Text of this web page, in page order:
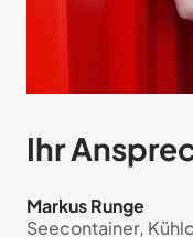
Ihr
Markus Runge
Seecontainer,